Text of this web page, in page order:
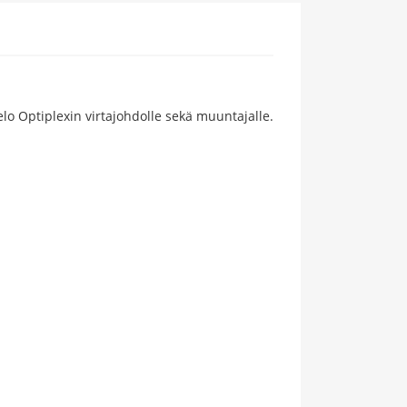
Optiplexin virtajohdolle sekä muuntajalle.